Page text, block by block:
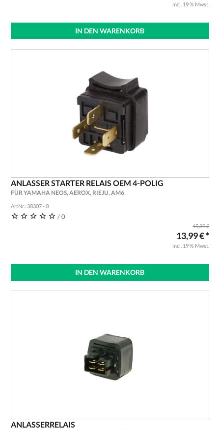
incl. 19 % Mwst.
IN DEN WARENKORB
ANLASSER STARTER RELAIS OEM 4-POLIG
FÜR YAMAHA NEOS, AEROX, RIEJU, AM6
ArtNr.: 38307 - 0
/ 0
15,39 €
13,99 € *
incl. 19 % Mwst.
IN DEN WARENKORB
ANLASSERRELAIS